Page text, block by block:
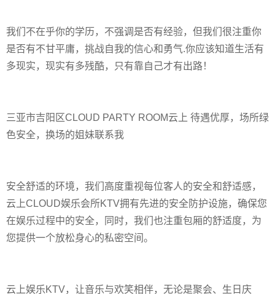
我们不在乎你的学历，不强调是否有经验，但我们很注重你
是否有不甘平庸，挑战自我的信心和勇气.你应该知道生活有
多现实，现实有多残酷，只有靠自己才有出路！
三亚市吉阳区CLOUD PARTY ROOM云上 待遇优厚，场所绿
色安全，换场的姐妹联系我
安全舒适的环境，我们高度重视每位客人的安全和舒适感，
云上CLOUD娱乐会所KTV拥有先进的安全防护设施，确保您
在娱乐过程中的安全，同时，我们也注重包厢的舒适度，为
您提供一个放松身心的私密空间。
云上娱乐KTV，让音乐与欢笑相伴，无论是聚会、生日庆